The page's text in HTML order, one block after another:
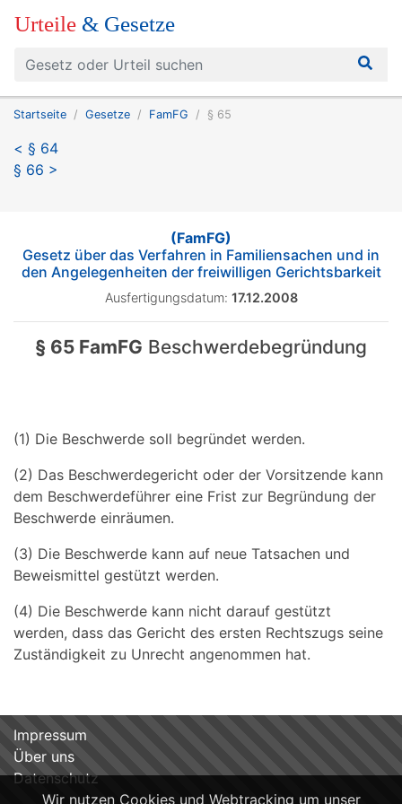
Urteile & Gesetze
Startseite Gesetze FamFG § 65
< § 64
§ 66 >
(FamFG)
Gesetz über das Verfahren in Familiensachen und in
den Angelegenheiten der freiwilligen Gerichtsbarkeit
Ausfertigungsdatum: 17.12.2008
§ 65 FamFG Beschwerdebegründung
(1) Die Beschwerde soll begründet werden.
(2) Das Beschwerdegericht oder der Vorsitzende kann
dem Beschwerdeführer eine Frist zur Begründung der
Beschwerde einräumen.
(3) Die Beschwerde kann auf neue Tatsachen und
Beweismittel gestützt werden.
(4) Die Beschwerde kann nicht darauf gestützt
werden, dass das Gericht des ersten Rechtszugs seine
Zuständigkeit zu Unrecht angenommen hat.
Wir nutzen Cookies und Webtracking um unser
Impressum
Über uns
Datenschutz